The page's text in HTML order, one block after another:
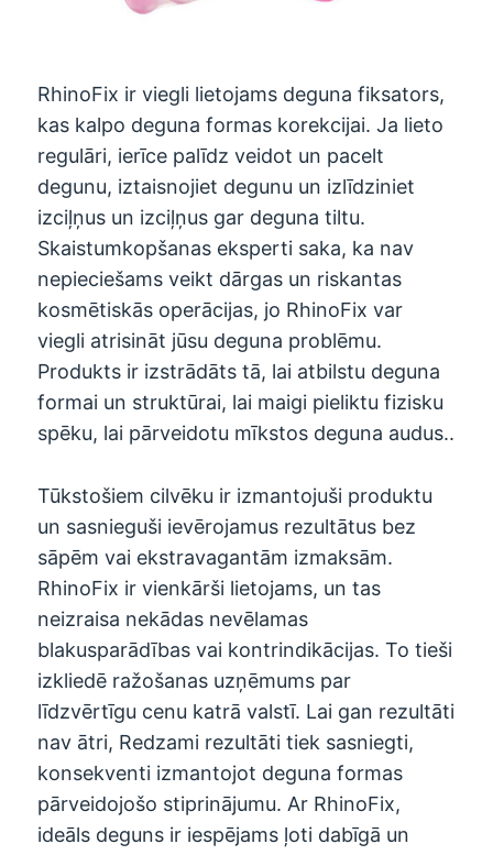
RhinoFix ir viegli lietojams deguna fiksators,
kas kalpo deguna formas korekcijai. Ja lieto
regulāri, ierīce palīdz veidot un pacelt
degunu, iztaisnojiet degunu un izlīdziniet
izciļņus un izciļņus gar deguna tiltu.
Skaistumkopšanas eksperti saka, ka nav
nepieciešams veikt dārgas un riskantas
kosmētiskās operācijas, jo RhinoFix var
viegli atrisināt jūsu deguna problēmu.
Produkts ir izstrādāts tā, lai atbilstu deguna
formai un struktūrai, lai maigi pieliktu fizisku
spēku, lai pārveidotu mīkstos deguna audus..
Tūkstošiem cilvēku ir izmantojuši produktu
un sasnieguši ievērojamus rezultātus bez
sāpēm vai ekstravagantām izmaksām.
RhinoFix ir vienkārši lietojams, un tas
neizraisa nekādas nevēlamas
blakusparādības vai kontrindikācijas. To tieši
izkliedē ražošanas uzņēmums par
līdzvērtīgu cenu katrā valstī. Lai gan rezultāti
nav ātri, Redzami rezultāti tiek sasniegti,
konsekventi izmantojot deguna formas
pārveidojošo stiprinājumu. Ar RhinoFix,
ideāls deguns ir iespējams ļoti dabīgā un